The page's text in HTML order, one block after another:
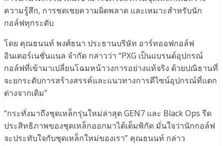
ความรู้สึก, การชดเชยความผิดพลาด และเหมาะสำหรับนัก
กอล์ฟทุกระดับ
โดย คุณธนนท์ พงศ์ธนา ประธานบริษัท อาร์ทออฟกอล์ฟ
อินเตอร์เนชั่นแนล จำกัด กล่าวว่า “PXG เป็นแบรนด์อุปกรณ์
กอล์ฟที่เข้ามาเปลี่ยนโฉมหน้าวงการอย่างแท้จริง ด้วยปณิธานที่
จะยกระดับการสร้างสรรค์และแนวทางการดีไซน์อุปกรณ์ที่แตก
ต่างจากเดิม”
“กระทั่งมาถึงชุดเหล็กรุ่นใหม่ล่าสุด GEN7 และ Black Ops รีด
ประสิทธิภาพของชุดเหล็กออกมาได้เต็มพิกัด มั่นใจว่านักกอล์ฟ
จะประทับใจกับชุดเหล็กใหม่ของเรา” คุณธนนท์ กล่าว